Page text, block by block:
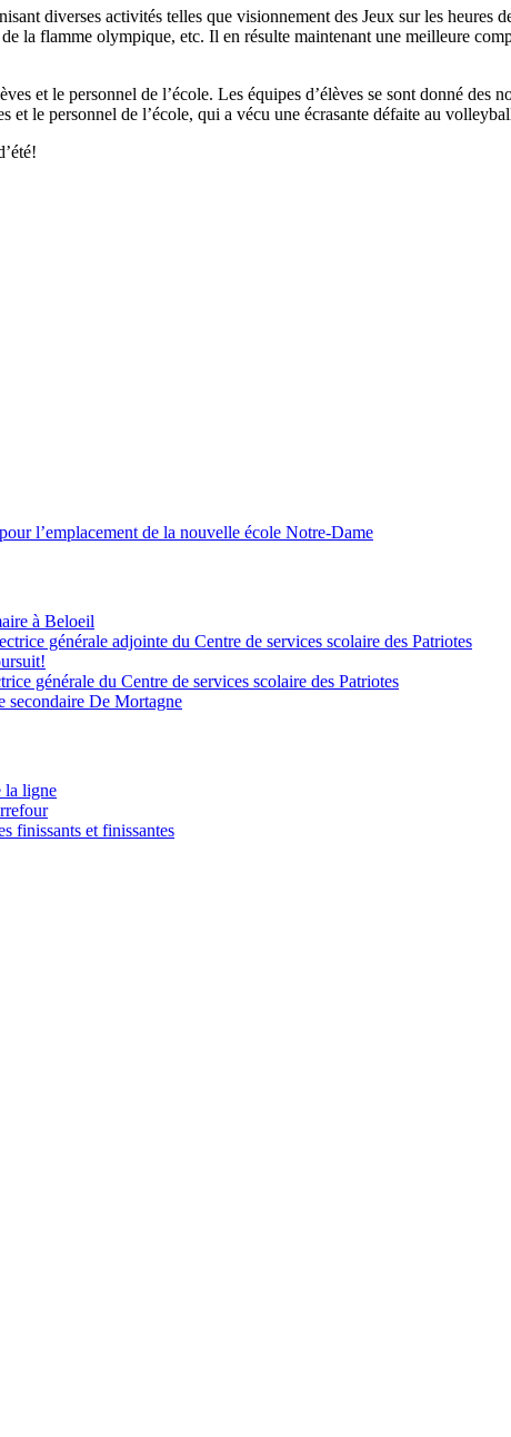
diverses activités telles que visionnement des Jeux sur les heures
la flamme olympique, etc. Il en résulte maintenant une meilleure
et le personnel de l’école. Les équipes d’élèves se sont donné
et le personnel de l’école, qui a vécu une écrasante défaite au
l’emplacement de la nouvelle école Notre-Dame
à Beloeil
générale adjointe du Centre de services scolaire des Patriotes
générale du Centre de services scolaire des Patriotes
secondaire De Mortagne
la ligne
finissants et finissantes